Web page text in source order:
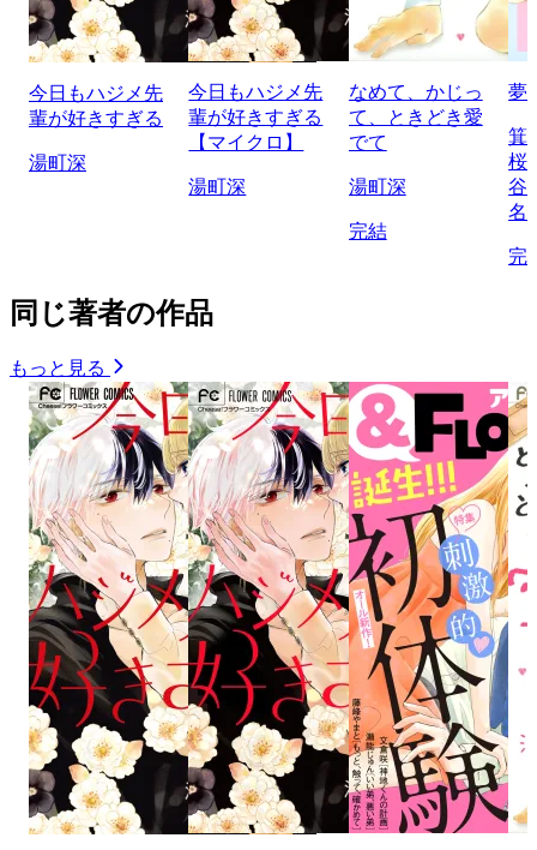
今日もハジメ先
輩が好きすぎる
湯町深
今日もハジメ先
輩が好きすぎる
【マイクロ】
湯町深
なめて、かじっ
て、ときどき愛
でて
湯町深
完結
夢
箕
桜
谷
名
完
同じ著者の作品
もっと見る